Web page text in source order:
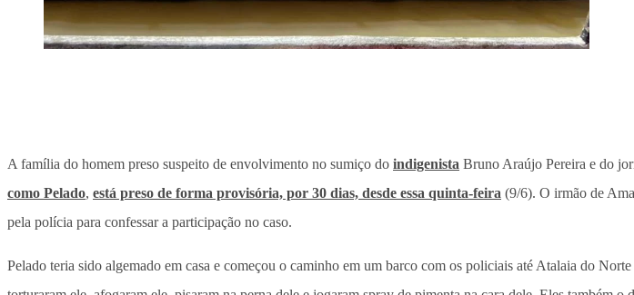
A família do homem preso suspeito de envolvimento no sumiço do indigenista Bruno Araújo Pereira e do
como Pelado, está preso de forma provisória, por 30 dias, desde essa quinta-feira (9/6). O irmão de
pela polícia para confessar a participação no caso.
Pelado teria sido algemado em casa e começou o caminho em um barco com os policiais até Atalaia do